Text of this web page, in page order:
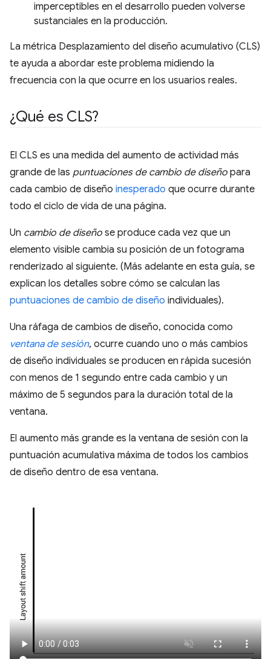
imperceptibles en el desarrollo pueden volverse
sustanciales en la producción.
La métrica Desplazamiento del diseño acumulativo (CLS)
te ayuda a abordar este problema midiendo la
frecuencia con la que ocurre en los usuarios reales.
¿Qué es CLS?
El CLS es una medida del aumento de actividad más
grande de las puntuaciones de cambio de diseño para
cada cambio de diseño inesperado que ocurre durante
todo el ciclo de vida de una página.
Un cambio de diseño se produce cada vez que un
elemento visible cambia su posición de un fotograma
renderizado al siguiente. (Más adelante en esta guía, se
explican los detalles sobre cómo se calculan las
puntuaciones de cambio de diseño individuales).
Una ráfaga de cambios de diseño, conocida como
ventana de sesión, ocurre cuando uno o más cambios
de diseño individuales se producen en rápida sucesión
con menos de 1 segundo entre cada cambio y un
máximo de 5 segundos para la duración total de la
ventana.
El aumento más grande es la ventana de sesión con la
puntuación acumulativa máxima de todos los cambios
de diseño dentro de esa ventana.